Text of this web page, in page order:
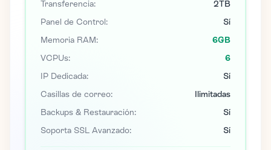
Transferencia:
2TB
Panel de Control:
Sí
Memoria RAM:
6GB
VCPUs:
6
IP Dedicada:
Sí
Casillas de correo:
Ilimitadas
Backups & Restauración:
Sí
Soporta SSL Avanzado:
Sí